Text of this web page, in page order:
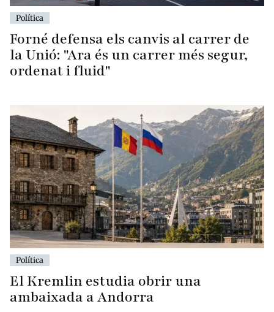
Política
Forné defensa els canvis al carrer de
la Unió: "Ara és un carrer més segur,
ordenat i fluid"
Política
El Kremlin estudia obrir una
ambaixada a Andorra